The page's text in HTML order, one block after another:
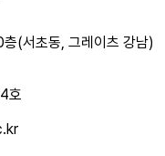
(서초동, 그레이츠 강남)
호